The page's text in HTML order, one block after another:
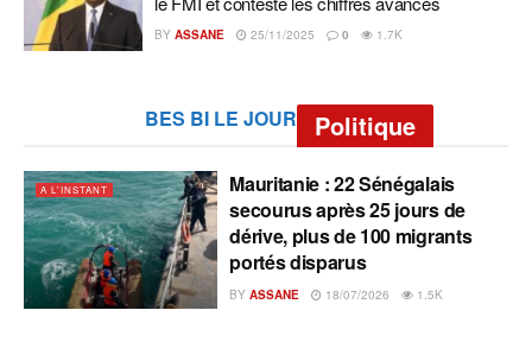
BY ASSANE 25/11/2025 0 1.7K
BES BI LE JOUR Politique
A L'INSTANT
Mauritanie : 22 Sénégalais
secourus après 25 jours de
dérive, plus de 100 migrants
portés disparus
BY ASSANE 18/07/2026 1.5K